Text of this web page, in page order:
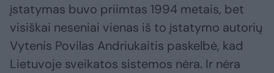
įstatymas buvo priimtas 1994 metais, bet
visiškai neseniai vienas iš to įstatymo autorių
Vytenis Povilas Andriukaitis paskelbė, kad
Lietuvoje sveikatos sistemos nėra. Ir nėra